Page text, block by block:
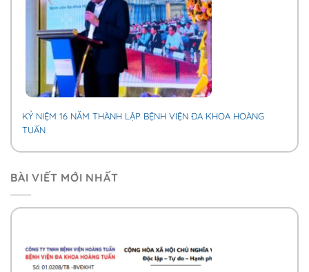
KỶ NIỆM 16 NĂM THÀNH LẬP BỆNH VIỆN ĐA KHOA HOÀNG
TUẤN
BÀI VIẾT MỚI NHẤT